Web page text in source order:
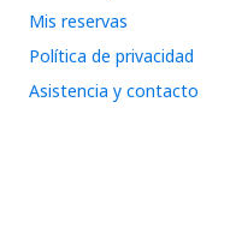
Mis reservas
Política de privacidad
Asistencia y contacto